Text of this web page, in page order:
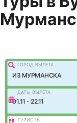
ГОРОД ВЫЛEТА
ИЗ МУРМАНСКА
ДАТЫ ВЫЛЕТА
01.11 - 22.11
ТУРИСТЫ